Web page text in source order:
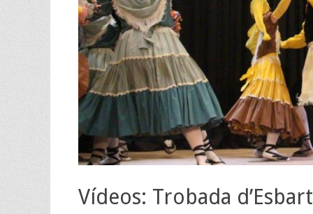
Vídeos: Trobada